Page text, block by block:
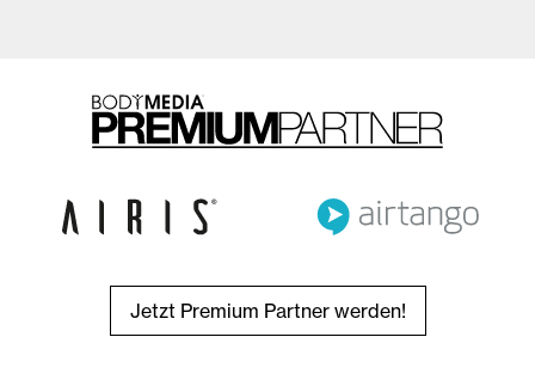
Jetzt Premium Partner werden!